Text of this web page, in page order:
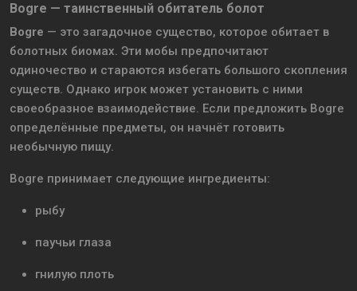
Bogre — таинственный обитатель болот
Bogre — это загадочное существо, которое обитает в
болотных биомах. Эти мобы предпочитают
одиночество и стараются избегать большого скопления
существ. Однако игрок может установить с ними
своеобразное взаимодействие. Если предложить Bogre
определённые предметы, он начнёт готовить
необычную пищу.
Bogre принимает следующие ингредиенты:
рыбу
паучьи глаза
гнилую плоть